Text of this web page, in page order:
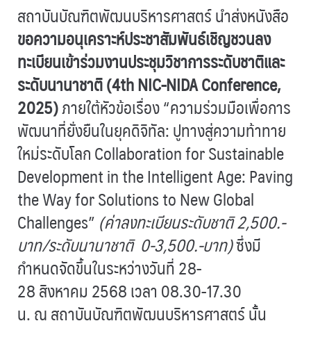
สถาบันบัณฑิตพัฒนบริหารศาสตร์ นำส่งหนังสือ
ขอความอนุเคราะห์ประชาสัมพันธ์เชิญชวนลง
ทะเบียนเข้าร่วมงานประชุมวิชาการระดับชาติและ
ระดับนานาชาติ (4th NIC-NIDA Conference,
2025)ภายใต้หัวข้อเรื่อง “ความร่วมมือเพื่อการ
พัฒนาที่ยั่งยืนในยุคดิจิทัล: ปูทางสู่ความท้าทาย
ใหม่ระดับโลก Collaboration for Sustainable
Development in the Intelligent Age: Paving
the Way for Solutions to New Global
Challenges” (ค่าลงทะเบียนระดับชาติ 2,500.-
บาท/ระดับนานาชาติ 0-3,500.-บาท)ซึ่งมี
กำหนดจัดขึ้นในระหว่างวันที่ 28-
28 สิงหาคม 2568 เวลา 08.30-17.30
น. ณ สถาบันบัณฑิตพัฒนบริหารศาสตร์ นั้น